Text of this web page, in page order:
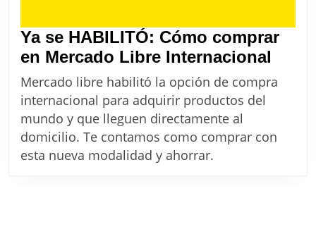
Ya se HABILITÓ: Cómo comprar
en Mercado Libre Internacional
se
Mercado libre habilitó la opción de compra
internacional para adquirir productos del
mundo y que lleguen directamente al
domicilio. Te contamos como comprar con
esta nueva modalidad y ahorrar.